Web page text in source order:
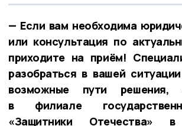
— Если вам необходима
или консультация по
приходите на приём!
разобраться в вашей
возможные пути решения,
в филиале
«Защитники Отечества» в